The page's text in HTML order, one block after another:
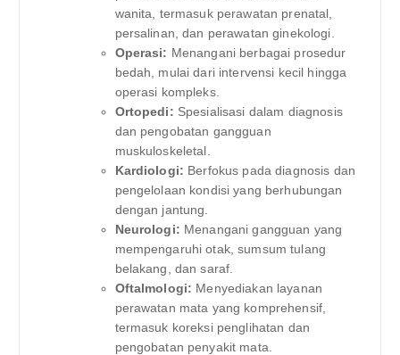
wanita, termasuk perawatan prenatal,
persalinan, dan perawatan ginekologi.
Operasi: Menangani berbagai prosedur
bedah, mulai dari intervensi kecil hingga
operasi kompleks.
Ortopedi: Spesialisasi dalam diagnosis
dan pengobatan gangguan
muskuloskeletal.
Kardiologi: Berfokus pada diagnosis dan
pengelolaan kondisi yang berhubungan
dengan jantung.
Neurologi: Menangani gangguan yang
mempengaruhi otak, sumsum tulang
belakang, dan saraf.
Oftalmologi: Menyediakan layanan
perawatan mata yang komprehensif,
termasuk koreksi penglihatan dan
pengobatan penyakit mata.